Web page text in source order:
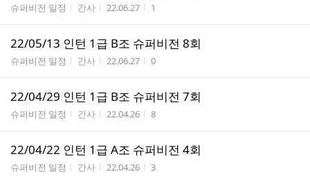
게시판명
슈퍼비전 일정 작성자
간사 작성시간
22.06.27 조회수
1
22/05/13 인턴 1급 B조 슈퍼비전 8회
게시판명
슈퍼비전 일정 작성자
간사 작성시간
22.06.27 조회수
0
22/04/29 인턴 1급 B조 슈퍼비전 7회
게시판명
슈퍼비전 일정 작성자
간사 작성시간
22.04.26 조회수
8
22/04/22 인턴 1급 A조 슈퍼비전 4회
게시판명
슈퍼비전 일정 작성자
간사 작성시간
22.04.26 조회수
3